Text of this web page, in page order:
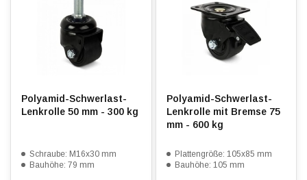
Polyamid-Schwerlast-
Lenkrolle 50 mm - 300 kg
Schraube: M16x30 mm
Bauhöhe: 79 mm
Polyamid-Schwerlast-
Lenkrolle mit Bremse 75
mm - 600 kg
Plattengröße: 105x85 mm
Bauhöhe: 105 mm